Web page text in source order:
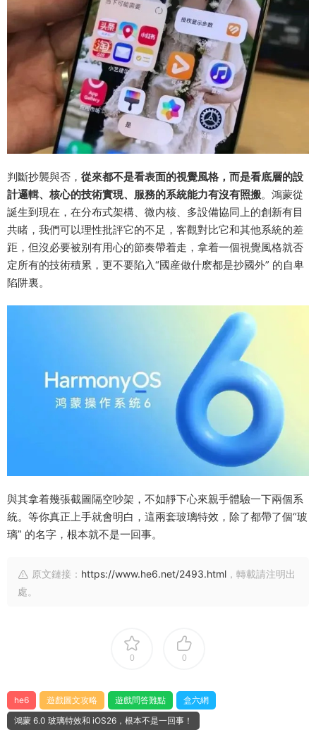
判斷抄襲與否， 從來都不是看表面的視覺風格，而是看底層的設
計邏輯、核心的技術實現、服務的系統能力有沒有照搬。鴻蒙從
誕生到現在，在分布式架構、微内核、多設備協同上的創新有目
共睹，我們可以理性批評它的不足，客觀對比它和其他系統的差
距，但沒必要被别有用心的節奏帶着走，拿着一個視覺風格就否
定所有的技術積累，更不要陷入“國産做什麽都是抄國外” 的自卑
陷阱裏。
與其拿着幾張截圖隔空吵架，不如靜下心來親手體驗一下兩個系
統。等你真正上手就會明白，這兩套玻璃特效，除了都帶了個“玻
璃” 的名字，根本就不是一回事。
原文鏈接： https://www.he6.net/2493.html ，轉載請注明出
處。
0 0
he6 遊戲圖文攻略 遊戲問答難點
盒六網
鴻蒙 6.0 玻璃特效和 iOS26，根本不是一回事！